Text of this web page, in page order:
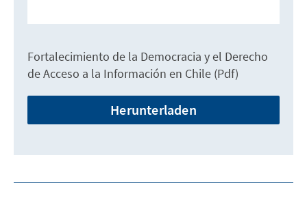
Fortalecimiento de la Democracia y el Derecho
de Acceso a la Información en Chile (Pdf)
Herunterladen